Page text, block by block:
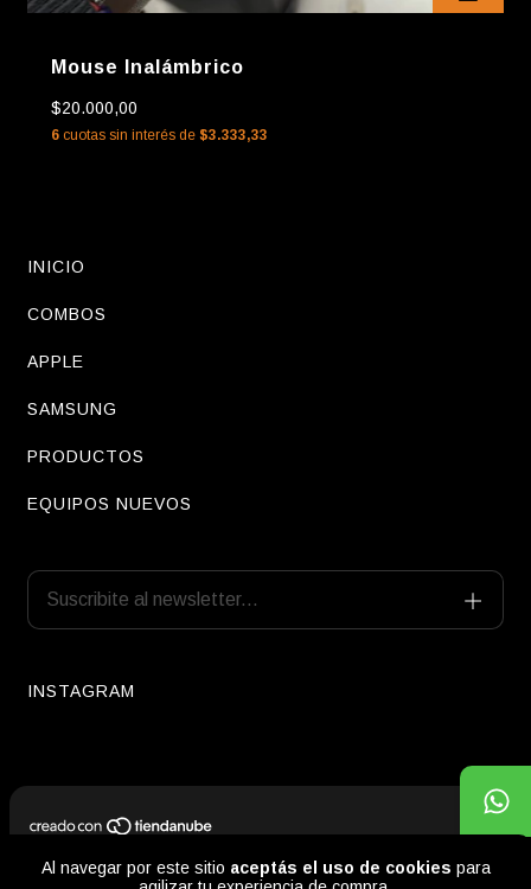
Al navegar por este sitio aceptás el uso de cookies para
Mouse Inalámbrico
$20.000,00
6 cuotas sin interés de $3.333,33
INICIO
COMBOS
APPLE
SAMSUNG
PRODUCTOS
EQUIPOS NUEVOS
INSTAGRAM
Copyright Debla Store - 20459511661 - 2026. Todos los derechos
reservados.